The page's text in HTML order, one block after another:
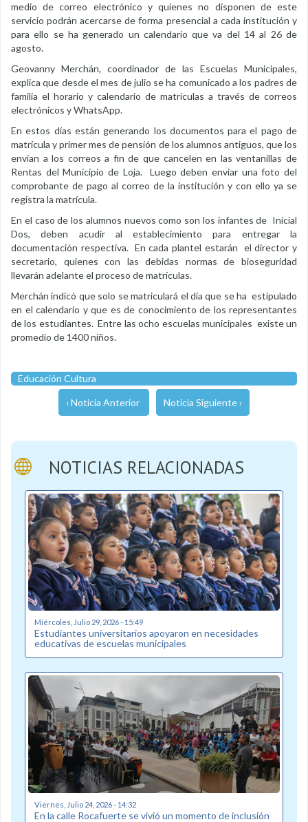
medio de correo electrónico y quienes no disponen de este
servicio podrán acercarse de forma presencial a cada institución y
para ello se ha generado un calendario que va del 14 al 26 de
agosto.
Geovanny Merchán, coordinador de las Escuelas Municipales,
explica que desde el mes de julio se ha comunicado a los padres de
familia el horario y calendario de matrículas a través de correos
electrónicos y WhatsApp.
En estos días están generando los documentos para el pago de
matrícula y primer mes de pensión de los alumnos antiguos, que los
envían a los correos a fin de que cancelen en las ventanillas de
Rentas del Municipio de Loja. Luego deben enviar una foto del
comprobante de pago al correo de la institución y con ello ya se
registra la matrícula.
En el caso de los alumnos nuevos como son los infantes de Inicial
Dos, deben acudir al establecimiento para entregar la
documentación respectiva. En cada plantel estarán el director y
secretario, quienes con las debidas normas de bioseguridad
llevarán adelante el proceso de matrículas.
Merchán indicó que solo se matriculará el día que se ha estipulado
en el calendario y que es de conocimiento de los representantes
de los estudiantes. Entre las ocho escuelas municipales existe un
promedio de 1400 niños.
Educación Cultura
‹ Noticia Anterior Noticia Siguiente ›
NOTICIAS RELACIONADAS
Miércoles, Julio 29, 2026 - 15:49
Estudiantes universitarios apoyaron en necesidades
educativas de escuelas municipales
Viernes, Julio 24, 2026 - 14:32
En la calle Rocafuerte se vivió un momento de inclusión